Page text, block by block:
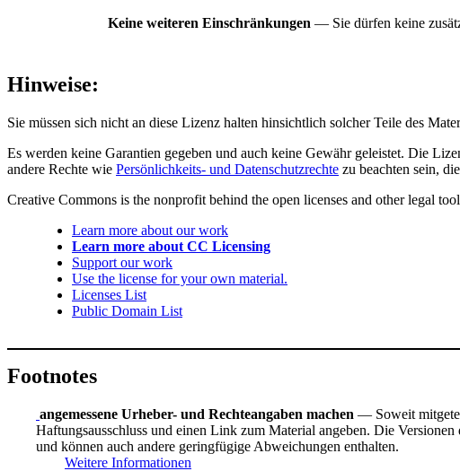
Keine weiteren Einschränkungen — Sie dürfen keine
Hinweise:
Sie müssen sich nicht an diese Lizenz halten hinsichtlich solcher Teile des
Es werden keine Garantien gegeben und auch keine Gewähr geleistet. Die
andere Rechte wie Persönlichkeits- und Datenschutzrechte zu beachten sein,
Creative Commons is the nonprofit behind the open licenses and other legal
Learn more about our work
Learn more about CC Licensing
Support our work
Use the license for your own material.
Licenses List
Public Domain List
Footnotes
angemessene Urheber- und Rechteangaben machen — Soweit
Haftungsausschluss und einen Link zum Material angeben. Die
und können auch andere geringfügige Abweichungen enthalten.
Weitere Informationen